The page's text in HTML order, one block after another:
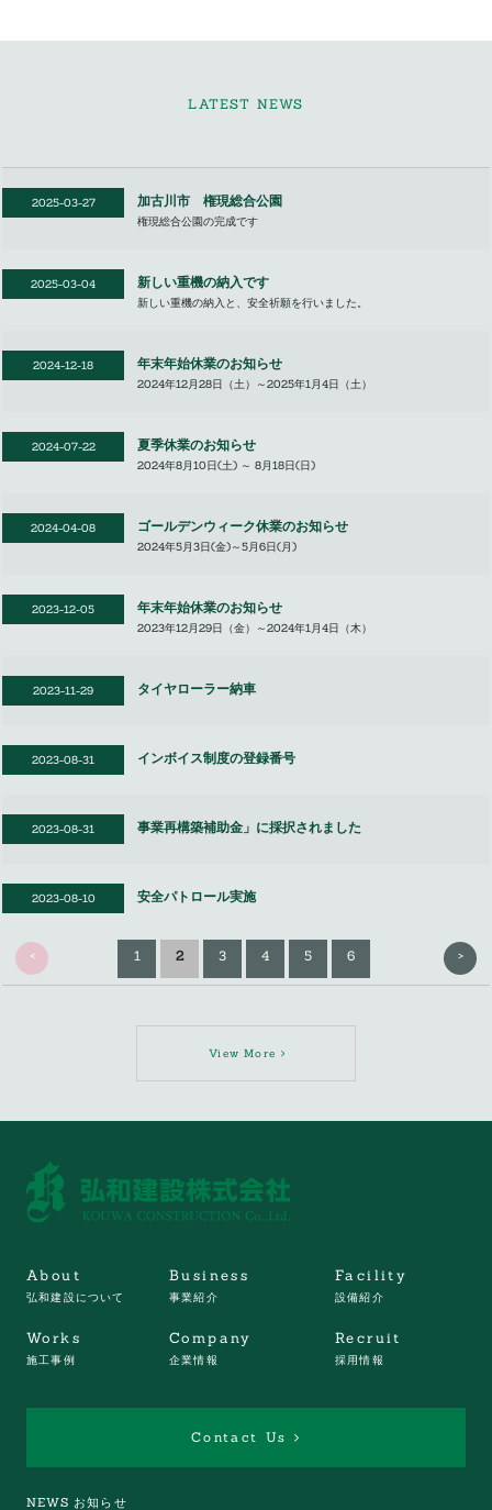
LATEST NEWS
2025-03-27 加古川市 権現総合公園
権現総合公園の完成です
2025-03-04 新しい重機の納入です
新しい重機の納入と、安全祈願を行いました。
2024-12-18 年末年始休業のお知らせ
2024年12月28日（土）～2025年1月4日（土）
2024-07-22 夏季休業のお知らせ
2024年8月10日(土) ～ 8月18日(日)
2024-04-08 ゴールデンウィーク休業のお知らせ
2024年5月3日(金)～5月6日(月)
2023-12-05 年末年始休業のお知らせ
2023年12月29日（金）～2024年1月4日（木）
2023-11-29 タイヤローラー納車
2023-08-31 インボイス制度の登録番号
2023-08-31 事業再構築補助金」に採択されました
2023-08-10 安全パトロール実施
< 1 2 3 4 5 6 >
View More
About
弘和建設について
Business
事業紹介
Facility
設備紹介
Works
施工事例
Company
企業情報
Recruit
採用情報
Contact Us
NEWS お知らせ